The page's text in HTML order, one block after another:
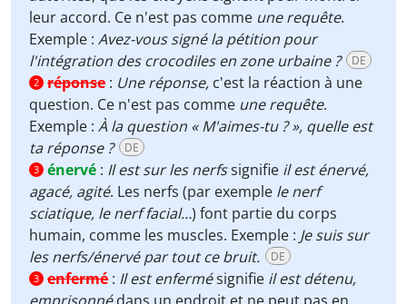
leur accord. Ce n'est pas comme une requête.
Exemple : Avez-vous signé la pétition pour
l'intégration des crocodiles en zone urbaine ?
DE
2 réponse : Une réponse, c'est la réaction à une
question. Ce n'est pas comme une requête.
Exemple : À la question « M'aimes-tu ? », quelle est
ta réponse ?
DE
3 énervé : Il est sur les nerfssignifie il est énervé,
agacé, agité. Les nerfs (par exemple le nerf
sciatique, le nerf facial…) font partie du corps
humain, comme les muscles. Exemple : Je suis sur
les nerfs/énervé par tout ce bruit.
DE
3 enfermé : Il est enfermésignifie il est détenu,